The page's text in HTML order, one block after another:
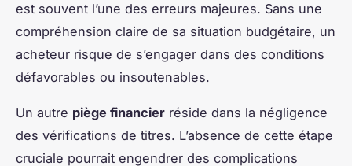
est souvent l’une des erreurs majeures. Sans une
compréhension claire de sa situation budgétaire, un
acheteur risque de s’engager dans des conditions
défavorables ou insoutenables.
Un autre piège financier réside dans la négligence
des vérifications de titres. L’absence de cette étape
cruciale pourrait engendrer des complications